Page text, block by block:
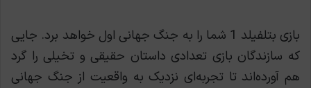
بازی بتلفیلد 1 شما را به جنگ جهانی اول خواهد برد. جایی
که سازندگان بازی تعدادی داستان حقیقی و تخیلی را گرد
هم آورده‌اند تا تجربه‌ای نزدیک به واقعیت از جنگ جهانی